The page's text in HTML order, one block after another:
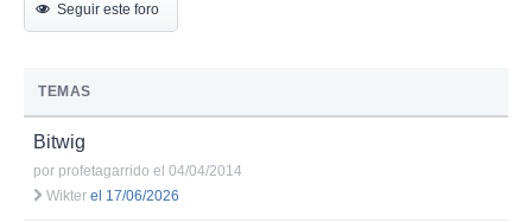
Seguir este foro
TEMAS
Bitwig
por profetagarrido el 04/04/2014
Wikter el 17/06/2026